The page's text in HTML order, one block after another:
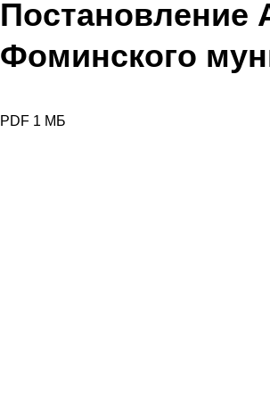
Постановление
Фоминского
PDF 1 МБ